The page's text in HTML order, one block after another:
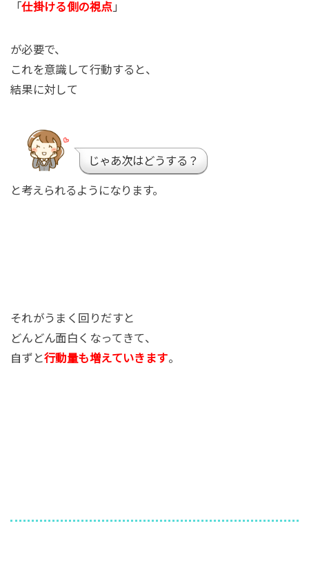
「仕掛ける側の視点 」
が必要で、
これを意識して行動すると、
結果に対して
じゃあ次はどうする？
と考えられるようになります。
それがうまく回りだすと
どんどん面白くなってきて、
自ずと行動量も増えていきます。